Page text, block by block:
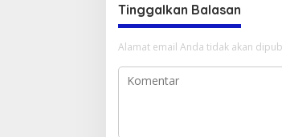
Tinggalkan Balasan
Alamat email Anda tidak akan